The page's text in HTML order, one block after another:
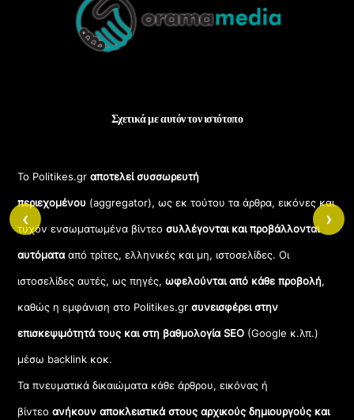
Top
Σχετικά με αυτόν τον ιστότοπο
Το Politikes.grαποτελεί συσσωρευτή
περιεχομένου (aggregator), ως εκ τούτου τα άρθρα, εικόνες και
τυχόν ενσωματωμένα βίντεοσυλλέγονται και προβάλλονται
αυτόματααπό τρίτες, ελληνικές και μη, ιστοσελίδες. Οι
ιστοσελίδες αυτές, ως πηγές,ωφελούνται από κάθε προβολή,
καθώς η εμφάνιση στο Politikes.gr συνεισφέρει στην
επισκεψιμότητά τους και στη βαθμολογία SEO (Google κ.λπ.)
μέσω backlink κοκ.
Τα πνευματικά δικαιώματα κάθε άρθρου, εικόνας ή
βίντεοανήκουν αποκλειστικά στους αρχικούς δημιουργούς και
‹ ›